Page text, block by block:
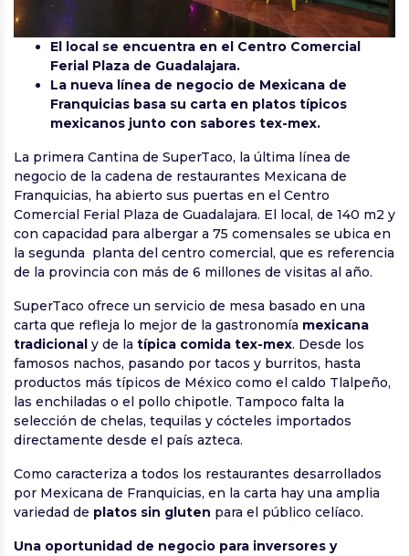
El local se encuentra en el Centro Comercial
Ferial Plaza de Guadalajara.
La nueva línea de negocio de Mexicana de
Franquicias basa su carta en platos típicos
mexicanos junto con sabores tex-mex.
La primera Cantina de SuperTaco, la última línea de
negocio de la cadena de restaurantes Mexicana de
Franquicias, ha abierto sus puertas en el Centro
Comercial Ferial Plaza de Guadalajara. El local, de 140 m2 y
con capacidad para albergar a 75 comensales se ubica en
la segunda planta del centro comercial, que es referencia
de la provincia con más de 6 millones de visitas al año.
SuperTaco ofrece un servicio de mesa basado en una
carta que refleja lo mejor de la gastronomía mexicana
tradicional y de la típica comida tex-mex. Desde los
famosos nachos, pasando por tacos y burritos, hasta
productos más típicos de México como el caldo Tlalpeño,
las enchiladas o el pollo chipotle. Tampoco falta la
selección de chelas, tequilas y cócteles importados
directamente desde el país azteca.
Como caracteriza a todos los restaurantes desarrollados
por Mexicana de Franquicias, en la carta hay una amplia
variedad de platos sin gluten para el público celíaco.
Una oportunidad de negocio para inversores y